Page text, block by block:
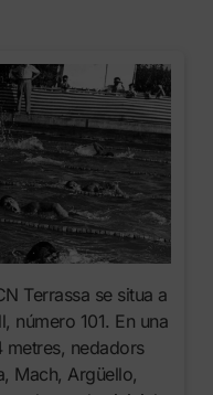
Terrassa se situa a
número 101. En una
metres, nedadors
Mach, Argüello,